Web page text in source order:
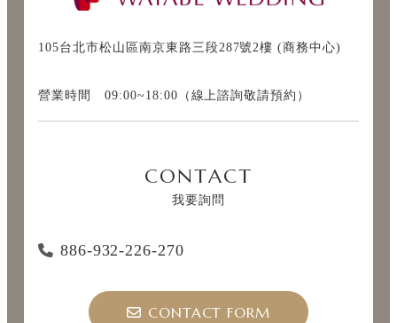
105台北市松山區南京東路三段287號2樓 (商務中心)
營業時間 09:00~18:00（線上諮詢敬請預約）
CONTACT
我要詢問
886-932-226-270
CONTACT FORM